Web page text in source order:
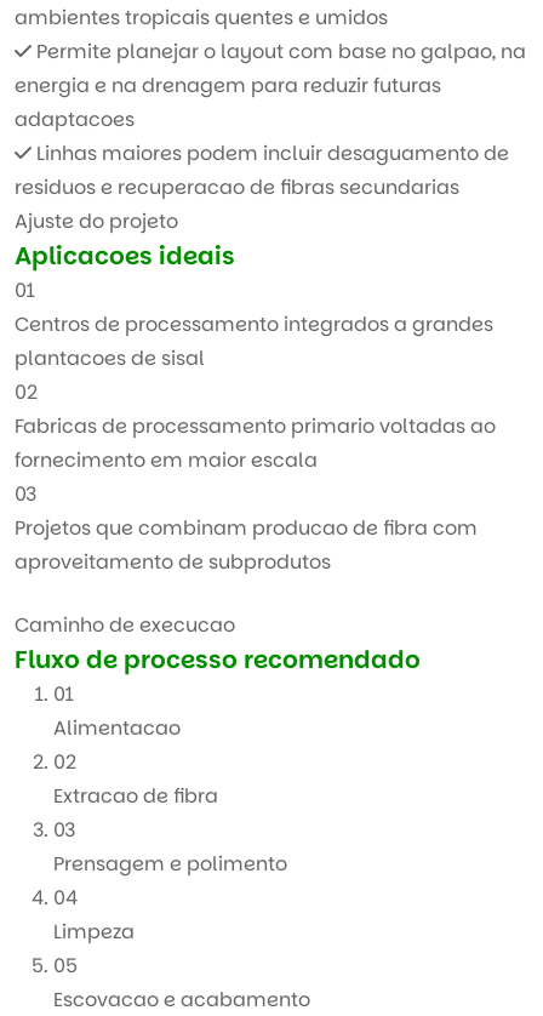
ambientes tropicais quentes e umidos
Permite planejar o layout com base no galpao, na
energia e na drenagem para reduzir futuras
adaptacoes
Linhas maiores podem incluir desaguamento de
residuos e recuperacao de fibras secundarias
Ajuste do projeto
Aplicacoes ideais
01
Centros de processamento integrados a grandes
plantacoes de sisal
02
Fabricas de processamento primario voltadas ao
fornecimento em maior escala
03
Projetos que combinam producao de fibra com
aproveitamento de subprodutos
Caminho de execucao
Fluxo de processo recomendado
01
Alimentacao
02
Extracao de fibra
03
Prensagem e polimento
04
Limpeza
05
Escovacao e acabamento